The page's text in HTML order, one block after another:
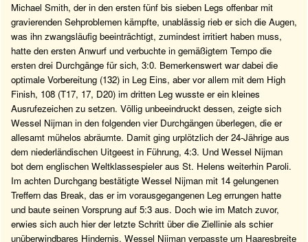
Michael Smith, der in den ersten fünf bis sieben Legs offenbar mit
gravierenden Sehproblemen kämpfte, unablässig rieb er sich die Augen,
was ihn zwangsläufig beeinträchtigt, zumindest irritiert haben muss,
hatte den ersten Anwurf und verbuchte in gemäßigtem Tempo die
ersten drei Durchgänge für sich, 3:0. Bemerkenswert war dabei die
optimale Vorbereitung (132) in Leg Eins, aber vor allem mit dem High
Finish, 108 (T17, 17, D20) im dritten Leg wusste er ein kleines
Ausrufezeichen zu setzen. Völlig unbeeindruckt dessen, zeigte sich
Wessel Nijman in den folgenden vier Durchgängen überlegen, die er
allesamt mühelos abräumte. Damit ging urplötzlich der 24-Jährige aus
dem niederländischen Uitgeest in Führung, 4:3. Und Wessel Nijman
bot dem englischen Weltklassespieler aus St. Helens weiterhin Paroli.
Im achten Durchgang bestätigte Wessel Nijman mit 14 gelungenen
Treffern das Break, das er im vorausgegangenen Leg errungen hatte
und baute seinen Vorsprung auf 5:3 aus. Doch wie im Match zuvor,
erwies sich auch hier der letzte Schritt über die Ziellinie als schier
unüberwindbares Hindernis. Wessel Nijman verpasste um Haaresbreite